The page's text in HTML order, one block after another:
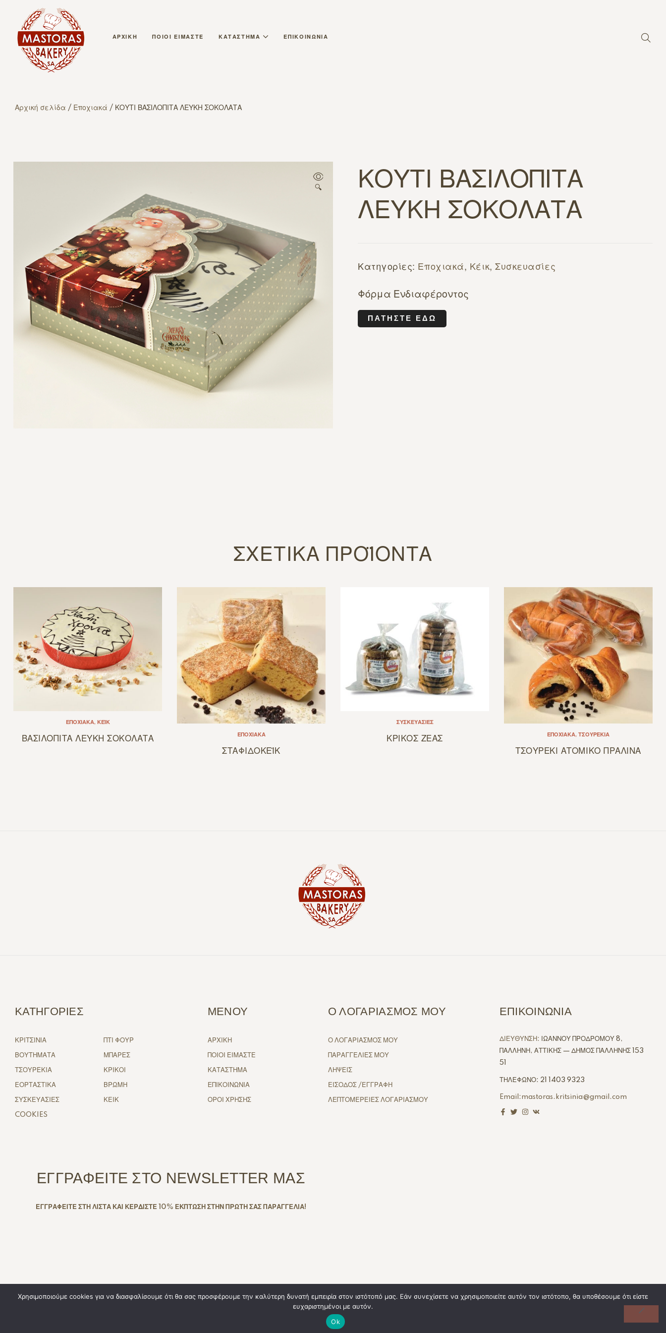
ΑΡΧΙΚΗ ΠΟΙΟΙ ΕΙΜΑΣΤΕ ΚΑΤΑΣΤΗΜΑ ΕΠΙΚΟΙΝΩΝΙΑ
Αρχική σελίδα / Εποχιακά / ΚΟΥΤΙ ΒΑΣΙΛΟΠΙΤΑ ΛΕΥΚΗ ΣΟΚΟΛΑΤΑ
🔍
ΚΟΥΤΙ ΒΑΣΙΛΟΠΙΤΑ
ΛΕΥΚΗ ΣΟΚΟΛΑΤΑ
Κατηγορίες: Εποχιακά, Κέικ,Συσκευασίες
Φόρμα Ενδιαφέροντος
ΠΑΤΉΣΤΕ ΕΔΏ
ΣΧΕΤΙΚΆ ΠΡΟΪΌΝΤΑ
ΕΠΟΧΙΑΚΆ, ΚΈΙΚ
ΒΑΣΙΛΟΠΙΤΑ ΛΕΥΚΗ ΣΟΚΟΛΑΤΑ ΕΠΟΧΙΑΚΆ
ΣΤΑΦΙΔΟΚΕΪΚ
ΣΥΣΚΕΥΑΣΊΕΣ
ΚΡΙΚΟΣ ΖΕΑΣ ΕΠΟΧΙΑΚΆ, ΤΣΟΥΡΈΚΙΑ
ΤΣΟΥΡΕΚΙ ΑΤΟΜΙΚΟ ΠΡΑΛΙΝΑ
ΚΑΤΗΓΟΡΙΕΣ
ΚΡΙΤΣΙΝΙΑ
ΒΟΥΤΗΜΑΤΑ
ΤΣΟΥΡΕΚΙΑ
ΕΟΡΤΑΣΤΙΚΑ
ΣΥΣΚΕΥΑΣΙΕΣ
COOKIES
ΠΤΙ ΦΟΥΡ
ΜΠΑΡΕΣ
ΚΡΙΚΟΙ
ΒΡΩΜΗ
ΚΕΙΚ
ΜΕΝΟΥ
ΑΡΧΙΚΗ
ΠΟΙΟΙ ΕΙΜΑΣΤΕ
ΚΑΤΑΣΤΗΜΑ
ΕΠΙΚΟΙΝΩΝΙΑ
ΟΡΟΙ ΧΡΗΣΗΣ
Ο ΛΟΓΑΡΙΑΣΜΟΣ ΜΟΥ
Ο ΛΟΓΑΡΙΑΣΜΟΣ ΜΟΥ
ΠΑΡΑΓΓΕΛΙΕΣ ΜΟΥ
ΛΗΨΕΙΣ
ΕΙΣΟΔΟΣ /ΕΓΓΡΑΦΗ
ΛΕΠΤΟΜΕΡΕΙΕΣ ΛΟΓΑΡΙΑΣΜΟΥ
ΕΠΙΚΟΙΝΩΝΙΑ
ΔΙΕΥΘΥΝΣΗ:
ΙΩΑΝΝΟΥ ΠΡΟΔΡΟΜΟΥ 8,
ΠΑΛΛΗΝΗ, ΑΤΤΙΚΗΣ — ΔΗΜΟΣ ΠΑΛΛΗΝΗΣ 153
51
ΤΗΛΕΦΩΝΟ: 21 1403 9323
Email:mastoras.kritsinia@gmail.com
ΕΓΓΡΑΦΕΙΤΕ ΣΤΟ NEWSLETTER ΜΑΣ
ΕΓΓΡΑΦΕΙΤΕ ΣΤΗ ΛΙΣΤΑ ΚΑΙ ΚΕΡΔΙΣΤΕ 10% ΕΚΠΤΩΣΗ ΣΤΗΝ ΠΡΩΤΗ ΣΑΣ ΠΑΡΑΓΓΕΛΙΑ!
Χρησιμοποιούμε cookies για να διασφαλίσουμε ότι θα σας προσφέρουμε την καλύτερη δυνατή εμπειρία στον ιστότοπό μας. Εάν συνεχίσετε να χρησιμοποιείτε αυτόν τον ιστότοπο, θα υποθέσουμε ότι είστε
ευχαριστημένοι με αυτόν.
Ok